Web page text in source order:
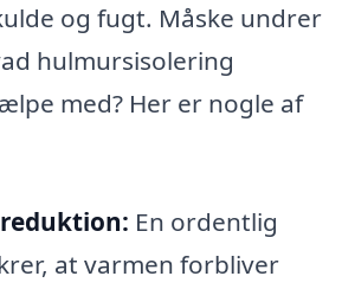
og fugt. Måske undrer
hulmursisolering
med? Her er nogle af
En ordentlig
at varmen forbliver